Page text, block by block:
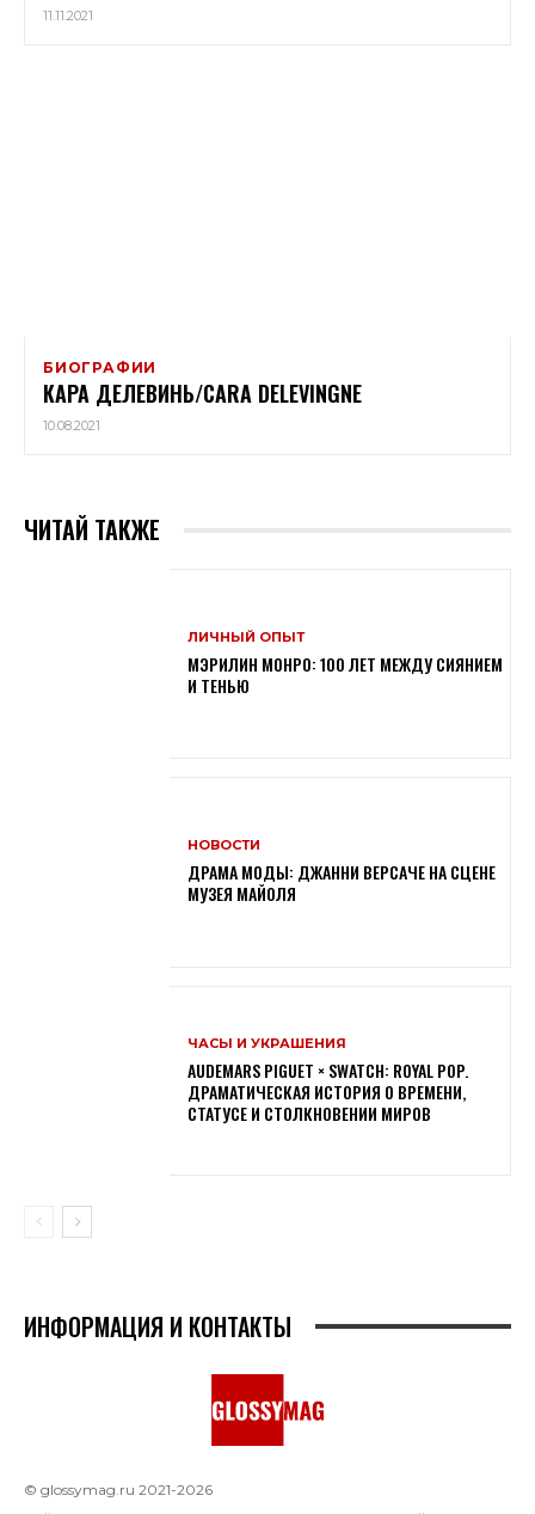
11.11.2021
БИОГРАФИИ
КАРА ДЕЛЕВИНЬ/CARA DELEVINGNE
10.08.2021
ЧИТАЙ ТАКЖЕ
ЛИЧНЫЙ ОПЫТ
МЭРИЛИН МОНРО: 100 ЛЕТ МЕЖДУ СИЯНИЕМ
И ТЕНЬЮ
НОВОСТИ
ДРАМА МОДЫ: ДЖАННИ ВЕРСАЧЕ НА СЦЕНЕ
МУЗЕЯ МАЙОЛЯ
ЧАСЫ И УКРАШЕНИЯ
AUDEMARS PIGUET × SWATCH: ROYAL POP.
ДРАМАТИЧЕСКАЯ ИСТОРИЯ О ВРЕМЕНИ,
СТАТУСЕ И СТОЛКНОВЕНИИ МИРОВ
ИНФОРМАЦИЯ И КОНТАКТЫ
© glossymag.ru 2021-2026